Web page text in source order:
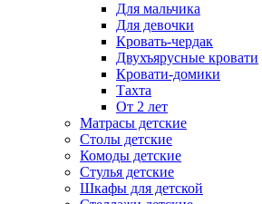
Для мальчика
Для девочки
Кровать-чердак
Двухъярусные кровати
Кровати-домики
Тахта
От 2 лет
Матрасы детские
Столы детские
Комоды детские
Стулья детские
Шкафы для детской